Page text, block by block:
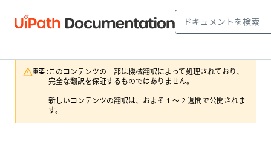
重要 :このコンテンツの一部は機械翻訳によって処理されており、
完全な翻訳を保証するものではありません。
新しいコンテンツの翻訳は、およそ 1 ～ 2 週間で公開されま
す。